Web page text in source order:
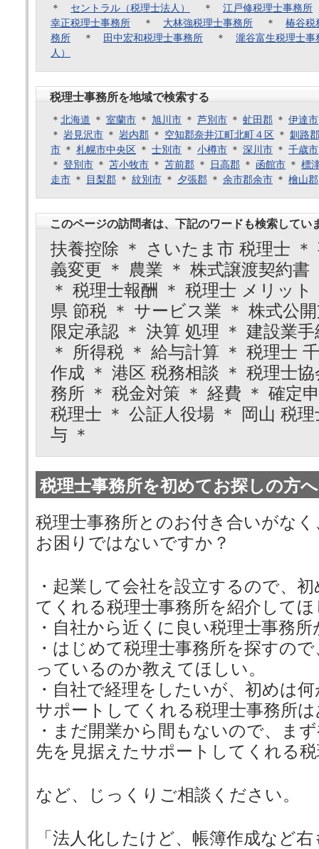
＊ セントラル（税理士法人） ＊ 江戸修税理士事務所
幸正税理士事務所 ＊ 大林強税理士事務所 ＊ 椿谷税
務所 ＊ 田中宏和税理士事務所 ＊ 瀧谷富生税理士事
人）
税理士事務所を地域で検索する
＊ 北海道 ＊ 室蘭市 ＊ 旭川市 ＊ 芦別市 ＊ 虻田郡 ＊ 伊達市
＊ 岩見沢市 ＊ 岩内郡 ＊ 空知郡奈井江町北町４区 ＊ 釧路郡
市 ＊ 札幌市中央区 ＊ 士別市 ＊ 小樽市 ＊ 深川市 ＊ 千歳市
＊ 登別市 ＊ 苫小牧市 ＊ 苫前郡 ＊ 日高郡 ＊ 函館市 ＊ 標
走市 ＊ 目梨郡 ＊ 紋別市 ＊ 夕張郡 ＊ 余市郡余市 ＊ 檜山郡
このページの訪問者は、下記のワードも検索してい
扶養控除 ＊ さいたま市 税理士
義変更 ＊ 農業 ＊ 株式譲渡契約書
＊ 税理士報酬 ＊ 税理士 メリッ
県 節税 ＊ サービス業 ＊ 株式公
限定承認 ＊ 決算 処理 ＊ 建設業
＊ 所得税 ＊ 給与計算 ＊ 税理士
作成 ＊ 港区 税務相談 ＊ 税理士
務所 ＊ 税金対策 ＊ 経費 ＊ 確定
税理士 ＊ 公証人役場 ＊ 岡山 税
与 ＊
税理士事務所を初めてお探しの方へ
税理士事務所とのお付き合いがな
お困りではないですか？
・起業して会社を設立するので、
てくれる税理士事務所を紹介して
・自社から近くに良い税理士事務
・はじめて税理士事務所を探すの
っているのか教えてほしい。
・自社で経理をしたいが、初めは
サポートしてくれる税理士事務所
・まだ開業から間もないので、ま
先を見据えたサポートしてくれる
など、じっくりご相談ください。
「法人化したけど、帳簿作成など